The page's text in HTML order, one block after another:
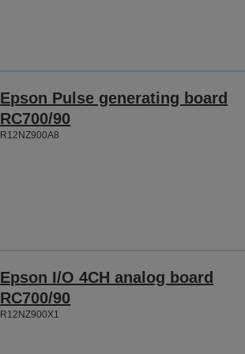
Epson Pulse generating board
RC700/90
R12NZ900A8
Epson I/O 4CH analog board
RC700/90
R12NZ900X1